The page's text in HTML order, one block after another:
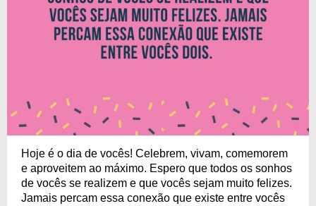
Hoje é o dia de vocês! Celebrem, vivam, comemorem
e aproveitem ao máximo. Espero que todos os sonhos
de vocês se realizem e que vocês sejam muito felizes.
Jamais percam essa conexão que existe entre vocês